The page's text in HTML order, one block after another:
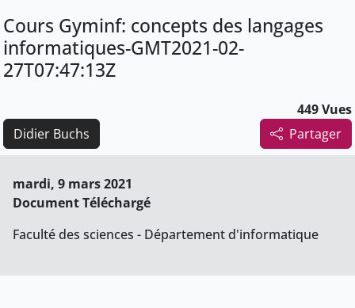
Cours Gyminf: concepts des langages
informatiques-GMT2021-02-
27T07:47:13Z
449 Vues
Partager
Didier Buchs
mardi, 9 mars 2021
Document Téléchargé
Faculté des sciences - Département d'informatique